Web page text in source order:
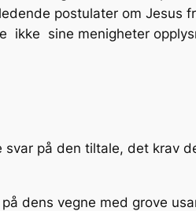
postulater om Jesus
ikke sine menigheter
svar på den tiltale, det krav
dens vegne med grove